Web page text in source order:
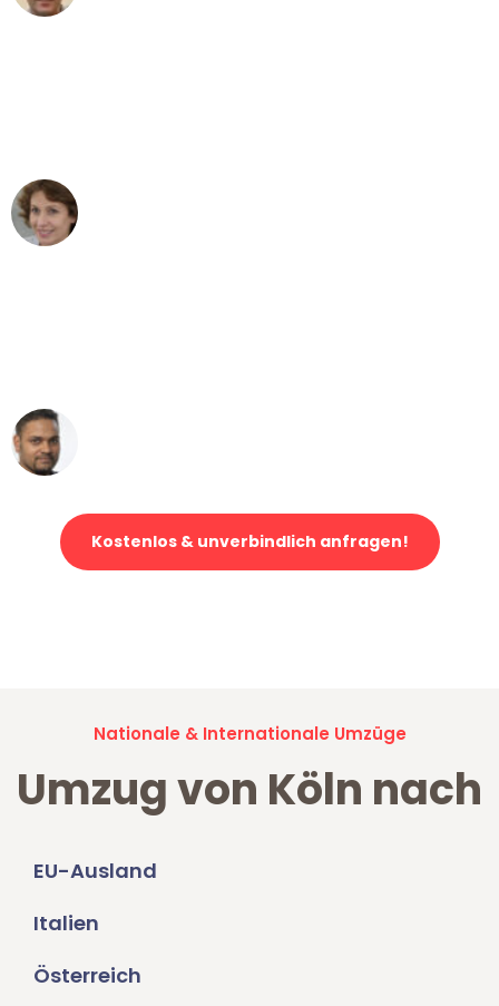
Kostenlos & unverbindlich anfragen!
Nationale & Internationale Umzüge
Umzug von Köln nach
EU-Ausland
Italien
Österreich